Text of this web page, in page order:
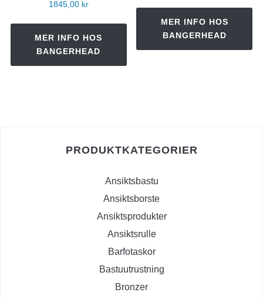
1845,00 kr
MER INFO HOS
BANGERHEAD
MER INFO HOS
BANGERHEAD
PRODUKTKATEGORIER
Ansiktsbastu
Ansiktsborste
Ansiktsprodukter
Ansiktsrulle
Barfotaskor
Bastuutrustning
Bronzer